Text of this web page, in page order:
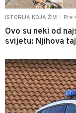
ISTORIJA KOJA ŽIVI Pre
Ovo su neki od
svijetu: Njihova